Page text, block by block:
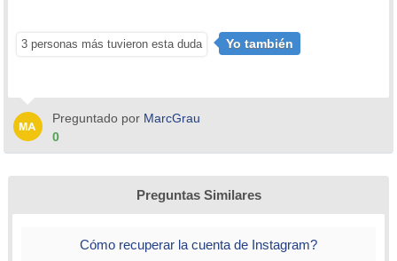
3 personas más tuvieron esta duda Yo también
Preguntado por MarcGrau
0
Preguntas Similares
Cómo recuperar la cuenta de Instagram?